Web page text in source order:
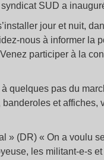
SUD a
jour et nuit,
nous à informer la
participer à la
quelques pas du
et
» (DR) « On a voulu
les militant-e-s